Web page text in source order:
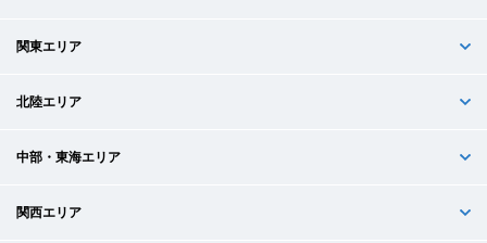
関東エリア
北陸エリア
中部・東海エリア
関西エリア